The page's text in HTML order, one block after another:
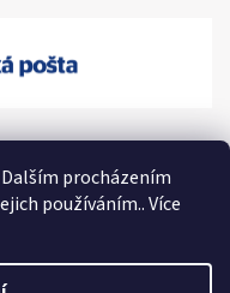
procházením
používáním.. Více